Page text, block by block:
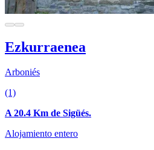
Ezkurraenea
Arboniés
(1)
A 20.4 Km de Sigüés.
Alojamiento entero